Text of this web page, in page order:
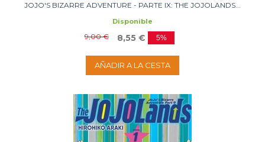
JOJO'S BIZARRE ADVENTURE - PARTE IX: THE JOJOLANDS...
Disponible
9,00 € 8,55 € 5%
AÑADIR A LA CESTA